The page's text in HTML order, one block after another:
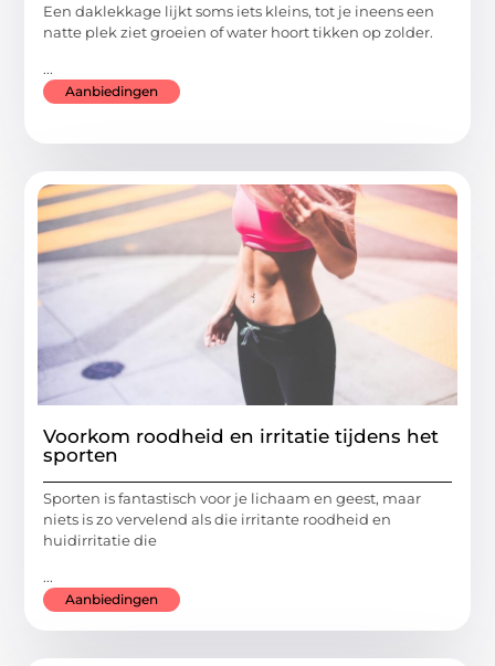
Een daklekkage lijkt soms iets kleins, tot je ineens een
natte plek ziet groeien of water hoort tikken op zolder.
...
Aanbiedingen
Voorkom roodheid en irritatie tijdens het
sporten
Sporten is fantastisch voor je lichaam en geest, maar
niets is zo vervelend als die irritante roodheid en
huidirritatie die
...
Aanbiedingen